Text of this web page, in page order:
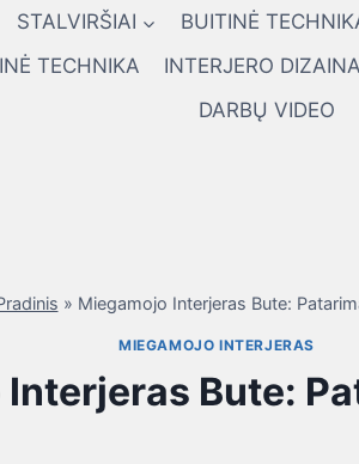
STALVIRŠIAI BUITINĖ
TECHNIKA INTERJERO
DARBŲ VIDEO
» Miegamojo Interjeras Bute:
MIEGAMOJO INTERJERAS
Bute: